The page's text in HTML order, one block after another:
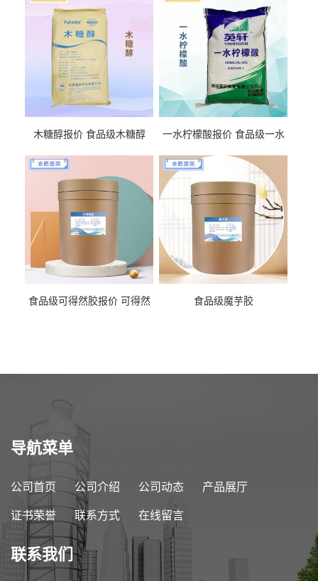
木糖醇报价 食品级木糖醇
一水柠檬酸报价 食品级一水
食品级可得然胶报价 可得然
食品级魔芋胶
导航菜单
公司首页 公司介绍 公司动态 产品展厅
证书荣誉 联系方式 在线留言
联系我们